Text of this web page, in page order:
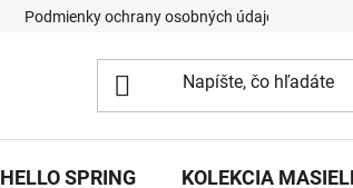
Podmienky ochrany osobných údajov
HELLO SPRING KOLEKCIA